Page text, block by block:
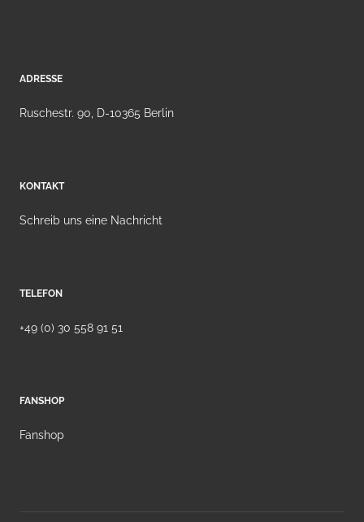
ADRESSE
Ruschestr. 90, D-10365 Berlin
KONTAKT
Schreib uns eine Nachricht
TELEFON
+49 (0) 30 558 91 51
FANSHOP
Fanshop